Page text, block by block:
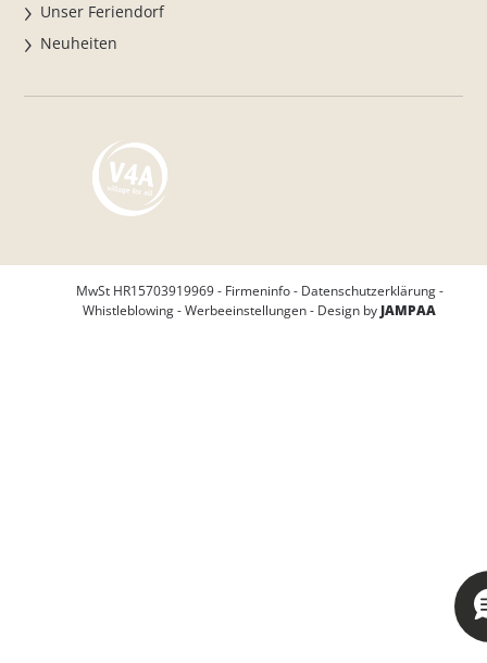
Unser Feriendorf
Neuheiten
MwSt HR15703919969 - Firmeninfo- Datenschutzerklärung-
Whistleblowing-Werbeeinstellungen- Design by JAMPAA